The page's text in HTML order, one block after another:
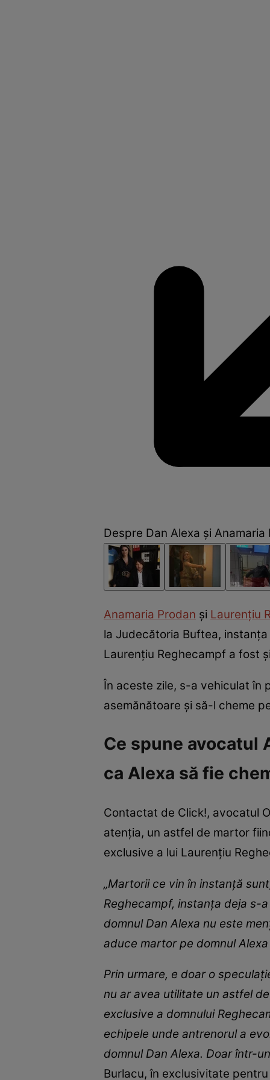
Despre Dan Alexa şi
Anamaria Prodan și Laurențiu
la Judecătoria Buftea,
Laurențiu Reghecampf a fost
În aceste zile, s-a vehiculat în
asemănătoare și să-l cheme
Ce spune avocatul
ca Alexa să fie
Contactat de Click!, avocatul
atenția, un astfel de martor
exclusive a lui Laurențiu
„Martorii ce vin în instanță
Reghecampf, instanța deja s-
domnul Dan Alexa nu este
aduce martor pe domnul
Prin urmare, e doar o
nu ar avea utilitate un astfel
exclusive a domnului
echipele unde antrenorul a
domnul Dan Alexa. Doar într-
Burlacu, în exclusivitate